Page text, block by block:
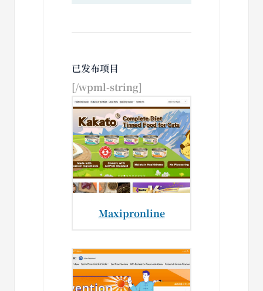
已发布项目
[/wpml-string]
Maxipronline